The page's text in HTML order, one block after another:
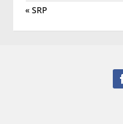
« SRP